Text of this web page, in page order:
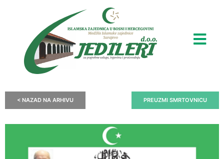
< NAZAD NA ARHIVU PREUZMI SMRTOVNICU